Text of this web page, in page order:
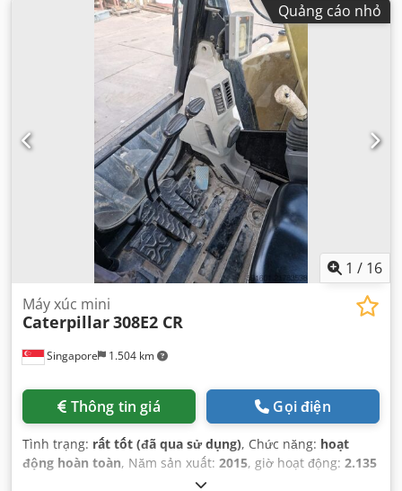
Quảng cáo nhỏ
1 / 16
Singapore 1.504 km
Máy xúc mini
Caterpillar308E2 CR
Thông tin giá Gọi điện
Tình trạng: rất tốt (đã qua sử dụng), Chức năng: hoạt
động hoàn toàn, Năm sản xuất: 2015, giờ hoạt động: 2.135
CAT0308EPMY201796